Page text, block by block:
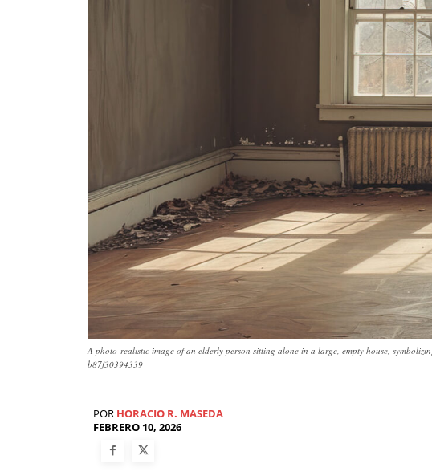
A photo-realistic image of an elderly person sitting alone in a large, empty house,
b87f30394339
POR HORACIO R. MASEDA
FEBRERO 10, 2026